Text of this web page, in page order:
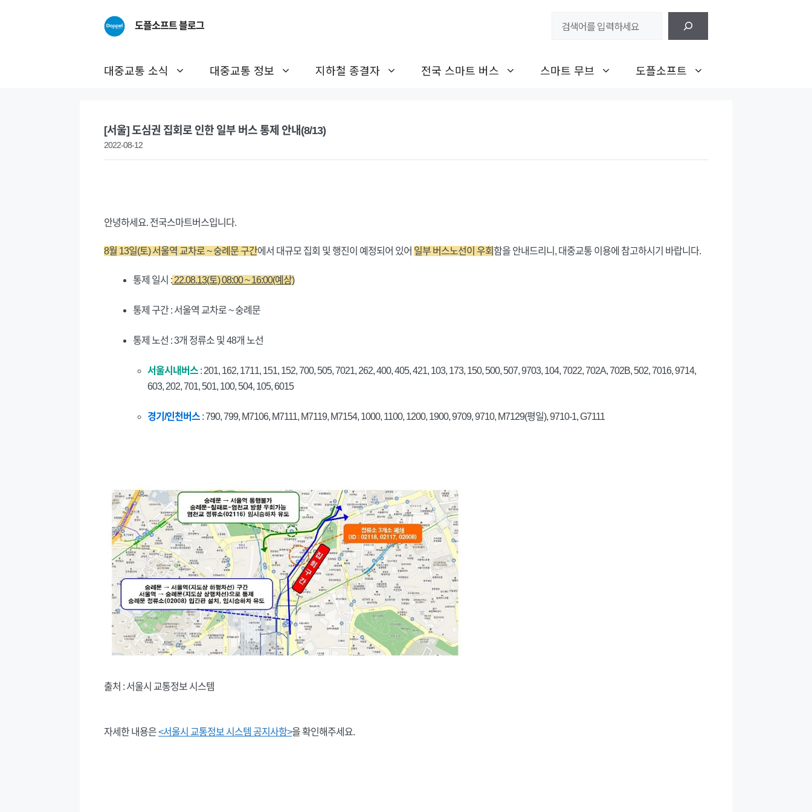
도플소프트 블로그
대중교통 소식 대중교통 정보 지하철 종결자 전국 스마트 버스 스마트 무브 도플소프트
[서울] 도심권 집회로 인한 일부 버스 통제 안내(8/13)
2022-08-12
안녕하세요. 전국스마트버스입니다.
8월 13일(토) 서울역 교차로 ~ 숭례문 구간에서 대규모 집회 및 행진이 예정되어 있어 일부 버스노선이 우회 함을 안내드리니, 대중교통 이용에 참고하시기 바랍니다.
통제 일시 : 22.08.13(토) 08:00 ~ 16:00(예상)
통제 구간 : 서울역 교차로 ~ 숭례문
통제 노선 : 3개 정류소 및 48개 노선
서울시내버스 : 201, 162, 1711, 151, 152, 700, 505, 7021, 262, 400, 405, 421, 103, 173, 150, 500, 507, 9703, 104, 7022, 702A, 702B, 502, 7016, 9714,
603, 202, 701, 501, 100, 504, 105, 6015
경기/인천버스 : 790, 799, M7106, M7111, M7119, M7154, 1000, 1100, 1200, 1900, 9709, 9710, M7129(평일), 9710-1, G7111
출처 : 서울시 교통정보 시스템
자세한 내용은<서울시 교통정보 시스템 공지사항>을 확인해주세요.